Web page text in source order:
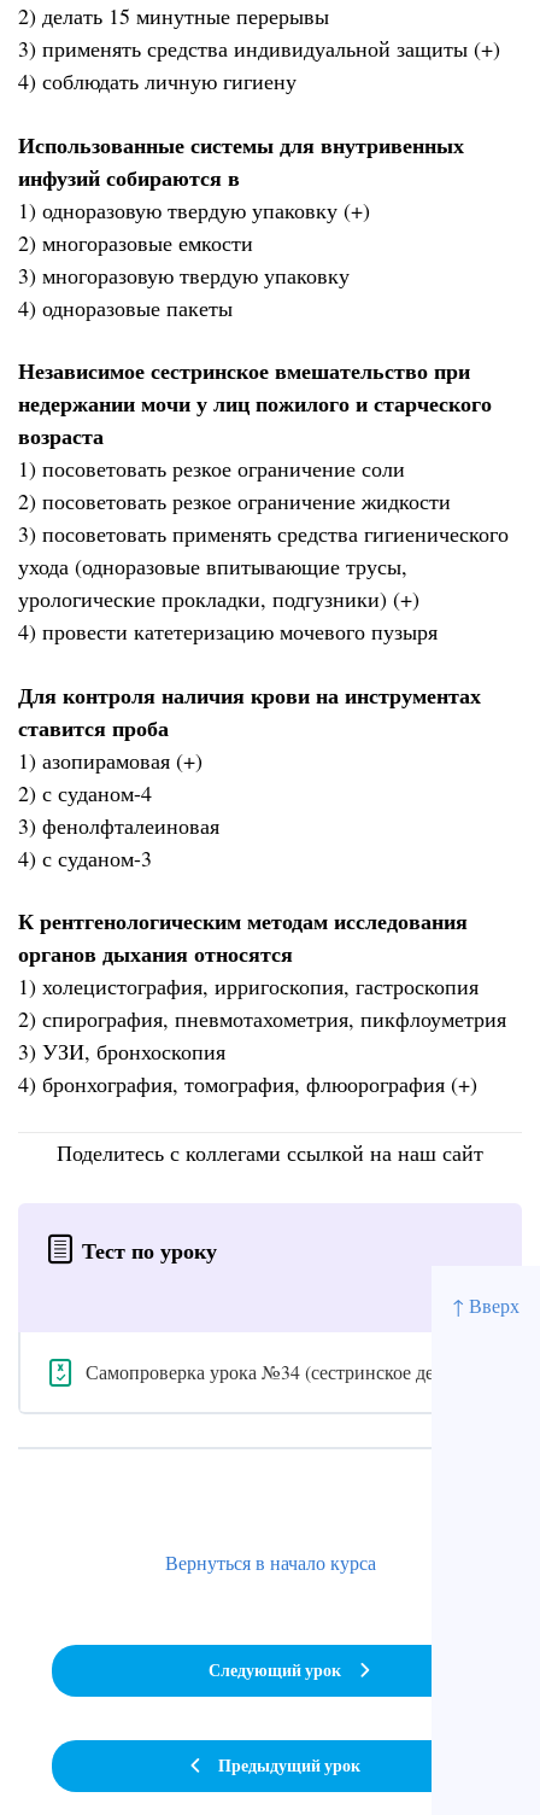
↑ Вверх
2) делать 15 минутные перерывы
3) применять средства индивидуальной защиты (+)
4) соблюдать личную гигиену
Использованные системы для внутривенных
инфузий собираются в
1) одноразовую твердую упаковку (+)
2) многоразовые емкости
3) многоразовую твердую упаковку
4) одноразовые пакеты
Независимое сестринское вмешательство при
недержании мочи у лиц пожилого и старческого
возраста
1) посоветовать резкое ограничение соли
2) посоветовать резкое ограничение жидкости
3) посоветовать применять средства гигиенического
ухода (одноразовые впитывающие трусы,
урологические прокладки, подгузники) (+)
4) провести катетеризацию мочевого пузыря
Для контроля наличия крови на инструментах
ставится проба
1) азопирамовая (+)
2) с суданом-4
3) фенолфталеиновая
4) с суданом-3
К рентгенологическим методам исследования
органов дыхания относятся
1) холецистография, ирригоскопия, гастроскопия
2) спирография, пневмотахометрия, пикфлоуметрия
3) УЗИ, бронхоскопия
4) бронхография, томография, флюорография (+)
Поделитесь с коллегами ссылкой на наш сайт
Тест по уроку
Самопроверка урока №34 (сестринское дело)
Предыдущий урок
Вернуться в начало курса
Следующий урок